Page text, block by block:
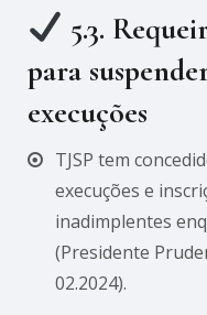
5.3.
para
execuções
TJSP tem
execuções e
inadimplentes
(Presidente
02.2024).